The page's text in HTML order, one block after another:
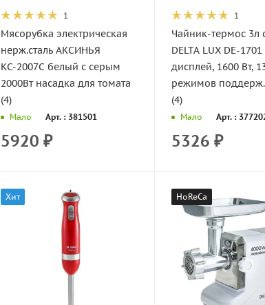
1
Мясорубка электрическая
нерж.сталь АКСИНЬЯ
КС-2007С белый с серым
2000Вт насадка для томата
(4)
Мало Арт. : 381501
5920 ₽
1
Чайник-термос 3л
DЕLTA LUX DE-1701
дисплей, 1600 Вт,
режимов
(4)
Мало Арт. :
5326 ₽
Хит HoReCa